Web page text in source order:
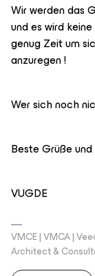
Wir werden das
und es wird
genug Zeit um
anzuregen !
Wer sich noch
Beste Grüße
VUGDE
VMCE | VMCA |
Architect &